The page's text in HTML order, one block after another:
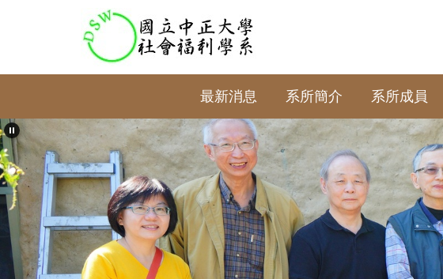
區
最新消息 系所簡介 系所成員